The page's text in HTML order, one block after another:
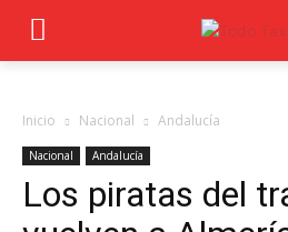
Inicio Nacional Andalucía
Nacional Andalucía
Los piratas del